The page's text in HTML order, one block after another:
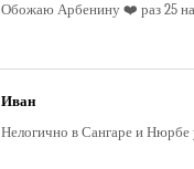
Обожаю Арбенину ❤️ раз 25 на
Иван
Нелогично в Сангаре и Нюрбе